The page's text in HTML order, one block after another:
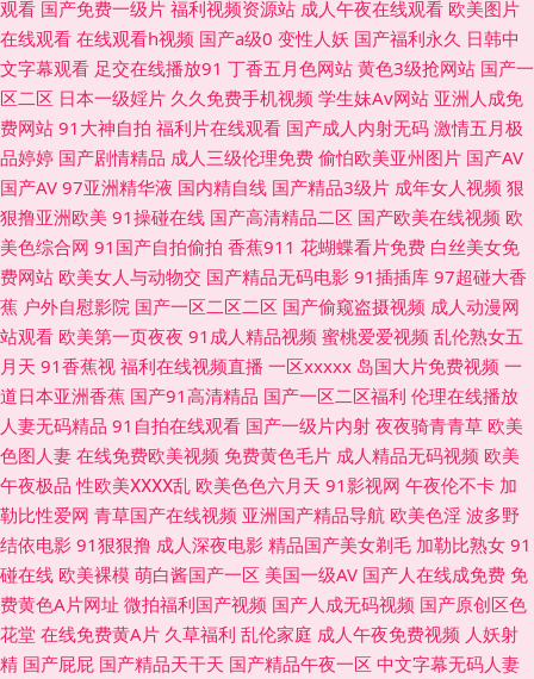
性爱短视频 丝袜韩国亚洲三级 超碰视干 免费AV导航福利 四虎影院欧美激情
国产精品玫玖玖玖 日韩专区第一页 国产极品第99 欧洲免费在线 微拍视频在
线观看 99福利精品 免费操少妇 亚洲色图导航 国产福利夜 久久国产三级久久
日韩欧美八 亚洲色图字幕 99热99热 国产特级直播 福利网导航 麻豆福利社
91大神系列黑丝 韩国怀旧三级AV 人妖谢精视频 91超碰导航中字 豆花视频
91在 狼友福利电影 欧美性爱影音先锋 亚洲口工视频网址 91视频国产网址 国
产福利吃瓜 激情五月综合网 欧美性感AA视频 天堂AV毛 91丝瓜浮力草草 超
碰97人人干 国产精品偷窥盗摄 欧美亚州色的图 午夜啪啪啪 91手机小视频
www韩国av 韩日无码片 女同肛交综合网 亚洲欧洲日本无码 97视频日韩三级
激情影院海角 欧美性爱zo 少妇黑丝足交 91激情就要激情 超碰AV人人艹 欧
美日逼视频 午夜剧场久久黄 91婷婷射 福利AV在线电影 欧洲色色网 亚洲AV
观看 国产免费一级片 福利视频资源站 成人午夜在线观看 欧美图片
在线观看 在线观看h视频 国产a级0 变性人妖 国产福利永久 日韩中
文字幕观看 足交在线播放91 丁香五月色网站 黄色3级抢网站 国产一
区二区 日本一级婬片 久久免费手机视频 学生妹Av网站 亚洲人成免
费网站 91大神自拍 福利片在线观看 国产成人内射无码 激情五月极
品婷婷 国产剧情精品 成人三级伦理免费 偷怕欧美亚州图片 国产AV
国产AV 97亚洲精华液 国内精自线 国产精品3级片 成年女人视频 狠
狠撸亚洲欧美 91操碰在线 国产高清精品二区 国产欧美在线视频 欧
美色综合网 91国产自拍偷拍 香蕉911 花蝴蝶看片免费 白丝美女免
费网站 欧美女人与动物交 国产精品无码电影 91插插库 97超碰大香
蕉 户外自慰影院 国产一区二区二区 国产偷窥盗摄视频 成人动漫网
站观看 欧美第一页夜夜 91成人精品视频 蜜桃爱爱视频 乱伦熟女五
月天 91香蕉视 福利在线视频直播 一区xxxxx 岛国大片免费视频 一
道日本亚洲香蕉 国产91高清精品 国产一区二区福利 伦理在线播放
人妻无码精品 91自拍在线观看 国产一级片内射 夜夜骑青青草 欧美
色图人妻 在线免费欧美视频 免费黄色毛片 成人精品无码视频 欧美
午夜极品 性欧美ⅩⅩⅩⅩ乱 欧美色色六月天 91影视网 午夜伦不卡 加
勒比性爱网 青草国产在线视频 亚洲国产精品导航 欧美色淫 波多野
结依电影 91狠狠撸 成人深夜电影 精品国产美女剃毛 加勒比熟女 91
碰在线 欧美裸模 萌白酱国产一区 美国一级AV 国产人在线成免费 免
费黄色A片网址 微拍福利国产视频 国产人成无码视频 国产原创区色
花堂 在线免费黄A片 久草福利 乱伦家庭 成人午夜免费视频 人妖射
精 国产屁屁 国产精品天干天 国产精品午夜一区 中文字幕无码人妻